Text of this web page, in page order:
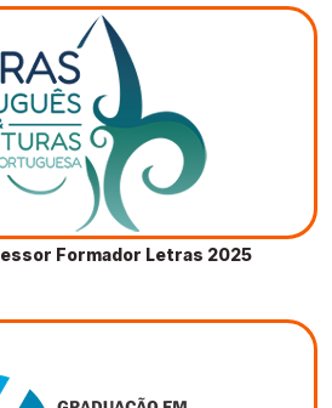
Formador Letras 2025